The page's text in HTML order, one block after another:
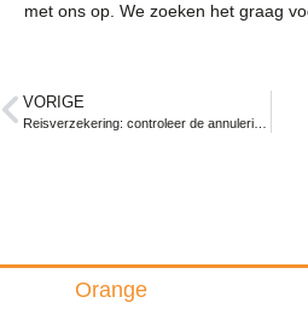
met ons op. We zoeken het graag
VORIGE
Orange